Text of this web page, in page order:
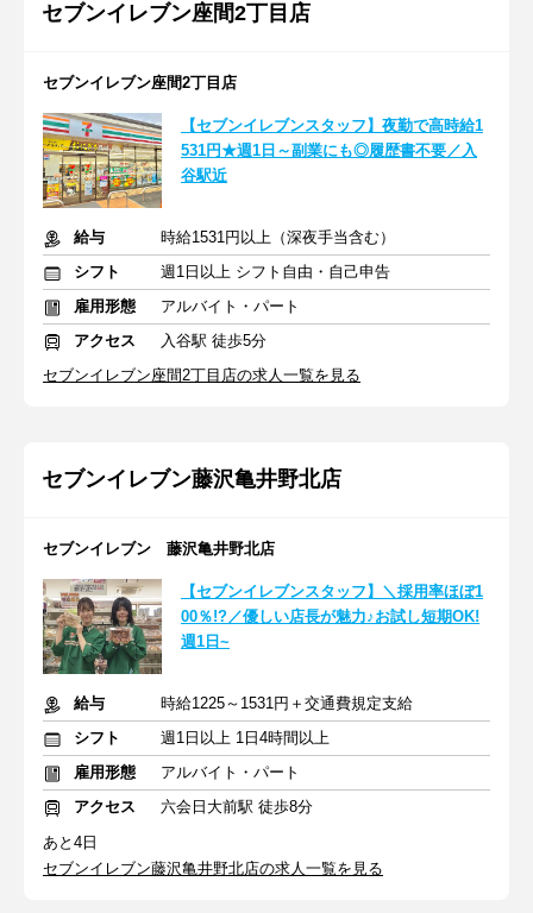
セブンイレブン座間2丁目店
セブンイレブン座間2丁目店
【セブンイレブンスタッフ】夜勤で高時給1
531円★週1日～副業にも◎履歴書不要／入
谷駅近
給与
時給1531円以上（深夜手当含む）
シフト
週1日以上 シフト自由・自己申告
雇用形態
アルバイト・パート
アクセス
入谷駅 徒歩5分
セブンイレブン座間2丁目店の求人一覧を見る
セブンイレブン藤沢亀井野北店
セブンイレブン 藤沢亀井野北店
【セブンイレブンスタッフ】＼採用率ほぼ1
00％!?／優しい店長が魅力♪お試し短期OK!
週1日~
給与
時給1225～1531円＋交通費規定支給
シフト
週1日以上 1日4時間以上
雇用形態
アルバイト・パート
アクセス
六会日大前駅 徒歩8分
あと4日
セブンイレブン藤沢亀井野北店の求人一覧を見る